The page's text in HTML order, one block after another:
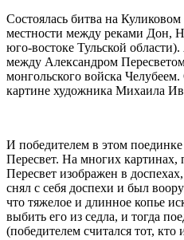
Состоялась битва на
местности между реками Дон,
юго-востоке Тульской
между Александром
монгольского войска
картине художника Михаила
И победителем в этом
Пересвет. На многих
Пересвет изображен в
снял с себя доспехи и был
что тяжелое и длинное копье
выбить его из седла, и тогда
(победителем считался тот, кто